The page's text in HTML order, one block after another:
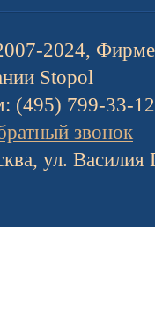
2024,
Stopol
(495) 799-33-
звонок
ул. Василия